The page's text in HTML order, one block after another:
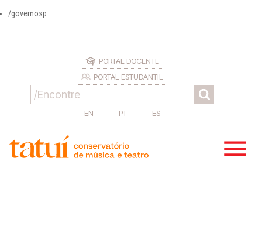
/governosp
PORTAL DOCENTE
PORTAL ESTUDANTIL
EN PT ES